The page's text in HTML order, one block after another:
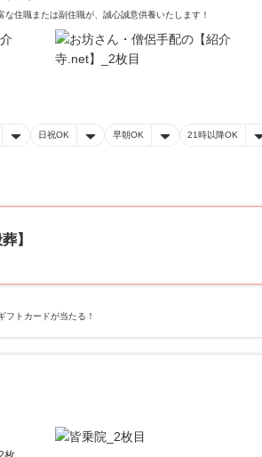
な住職または副住職が、誠心誠意供養いたします！
日祝OK 早朝OK 21時以降OK
】
トカードが当たる！